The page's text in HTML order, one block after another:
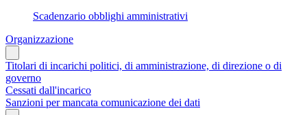
Scadenzario obblighi amministrativi
Organizzazione
Titolari di incarichi politici, di amministrazione, di direzione o di
governo
Cessati dall'incarico
Sanzioni per mancata comunicazione dei dati